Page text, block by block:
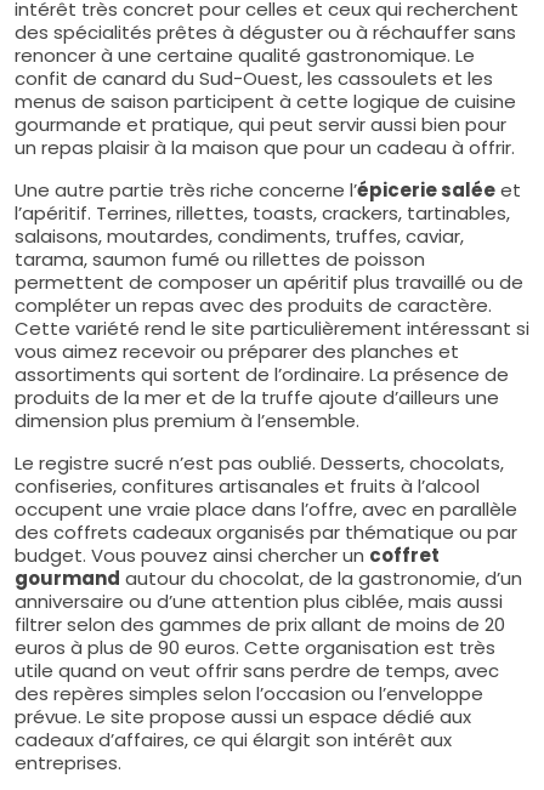
intérêt très concret pour celles et ceux qui recherchent
des spécialités prêtes à déguster ou à réchauffer sans
renoncer à une certaine qualité gastronomique. Le
confit de canard du Sud-Ouest, les cassoulets et les
menus de saison participent à cette logique de cuisine
gourmande et pratique, qui peut servir aussi bien pour
un repas plaisir à la maison que pour un cadeau à offrir.
Une autre partie très riche concerne l’épicerie saléeet
l’apéritif. Terrines, rillettes, toasts, crackers, tartinables,
salaisons, moutardes, condiments, truffes, caviar,
tarama, saumon fumé ou rillettes de poisson
permettent de composer un apéritif plus travaillé ou de
compléter un repas avec des produits de caractère.
Cette variété rend le site particulièrement intéressant si
vous aimez recevoir ou préparer des planches et
assortiments qui sortent de l’ordinaire. La présence de
produits de la mer et de la truffe ajoute d’ailleurs une
dimension plus premium à l’ensemble.
Le registre sucré n’est pas oublié. Desserts, chocolats,
confiseries, confitures artisanales et fruits à l’alcool
occupent une vraie place dans l’offre, avec en parallèle
des coffrets cadeaux organisés par thématique ou par
budget. Vous pouvez ainsi chercher un coffret
gourmand autour du chocolat, de la gastronomie, d’un
anniversaire ou d’une attention plus ciblée, mais aussi
filtrer selon des gammes de prix allant de moins de 20
euros à plus de 90 euros. Cette organisation est très
utile quand on veut offrir sans perdre de temps, avec
des repères simples selon l’occasion ou l’enveloppe
prévue. Le site propose aussi un espace dédié aux
cadeaux d’affaires, ce qui élargit son intérêt aux
entreprises.